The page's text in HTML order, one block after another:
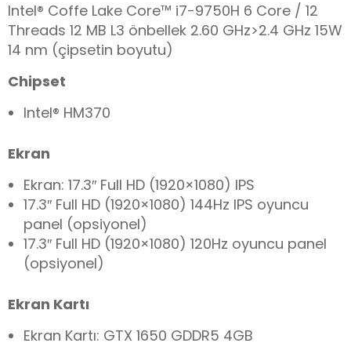
Intel® Coffe Lake Core™ i7-9750H 6 Core / 12
Threads 12 MB L3 önbellek 2.60 GHz>2.4 GHz 15W
14 nm (çipsetin boyutu)
Chipset
Intel® HM370
Ekran
Ekran: 17.3″ Full HD (1920×1080) IPS
17.3″ Full HD (1920×1080) 144Hz IPS oyuncu
panel (opsiyonel)
17.3″ Full HD (1920×1080) 120Hz oyuncu panel
(opsiyonel)
Ekran Kartı
Ekran Kartı: GTX 1650 GDDR5 4GB